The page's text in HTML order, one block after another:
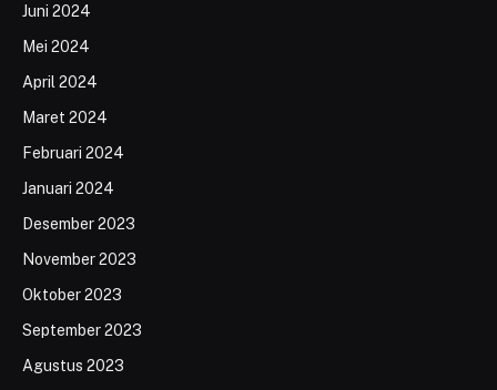
Juni 2024
Mei 2024
April 2024
Maret 2024
Februari 2024
Januari 2024
Desember 2023
November 2023
Oktober 2023
September 2023
Agustus 2023